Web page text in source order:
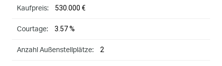
Kaufpreis: 530.000 €
Courtage: 3.57 %
Anzahl Außenstellplätze: 2